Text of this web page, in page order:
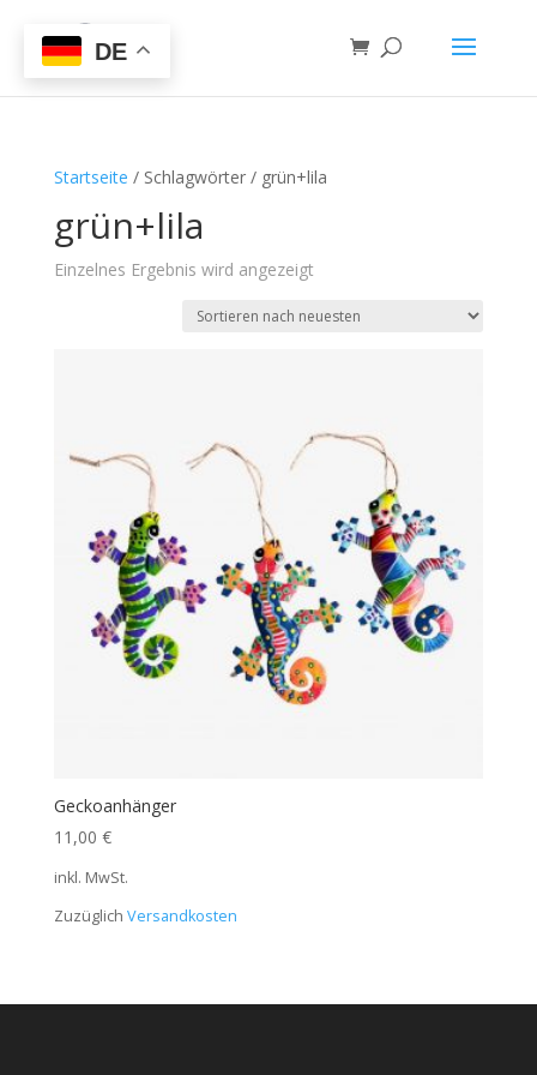
Startseite / Schlagwörter / grün+lila
grün+lila
Einzelnes Ergebnis wird angezeigt
Geckoanhänger
11,00 €
inkl. MwSt.
Zuzüglich Versandkosten
DE